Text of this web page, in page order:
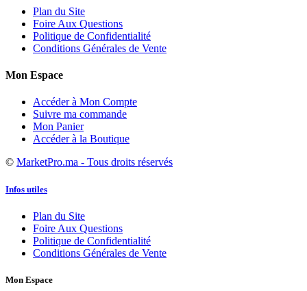
Plan du Site
Foire Aux Questions
Politique de Confidentialité
Conditions Générales de Vente
Mon Espace
Accéder à Mon Compte
Suivre ma commande
Mon Panier
Accéder à la Boutique
© MarketPro.ma - Tous droits réservés
Infos utiles
Plan du Site
Foire Aux Questions
Politique de Confidentialité
Conditions Générales de Vente
Mon Espace